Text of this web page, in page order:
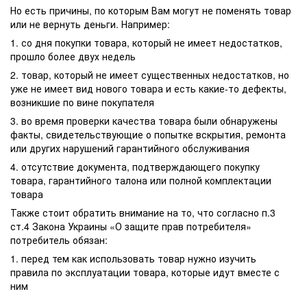
Но есть причины, по которым Вам могут не поменять товар
или не вернуть деньги. Например:
1. со дня покупки товара, который не имеет недостатков,
прошло более двух недель
2. товар, который не имеет существенных недостатков, но
уже не имеет вид нового товара и есть какие-то дефекты,
возникшие по вине покупателя
3. во время проверки качества товара были обнаружены
факты, свидетельствующие о попытке вскрытия, ремонта
или других нарушений гарантийного обслуживания
4. отсутствие документа, подтверждающего покупку
товара, гарантийного талона или полной комплектации
товара
Также стоит обратить внимание на то, что согласно п.3
ст.4 Закона Украины «О защите прав потребителя»
потребитель обязан:
1. перед тем как использовать товар нужно изучить
правила по эксплуатации товара, которые идут вместе с
ним